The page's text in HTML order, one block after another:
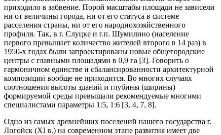
приходило в забвение. Порой масштабы площади не зависели
ни от величины города, ни от его статуса в системе
расселения страны, ни от его народнохозяйственного
профиля. Так, в г. Слуцке и г.п. Шумилино (население
первого превышает количество жителей второго в 14 раз) в
1950-х годах были запроектированы новые общегородские
центры с главными площадями в 0,9 га [3]. Говорить о
гармоничном единстве и сбалансированности архитектурной
композиции вообще не приходится. Во многих случаях
соотношения высоты зданий и глубины (ширины)
формируемой среды превышали рекомендуемые многими
специалистами параметры 1:5, 1:6 [3, 4, 7, 8].
Одно из самых древнейших поселений нашего государства г.
Логойск (XI в.) на современном этапе развития имеет две